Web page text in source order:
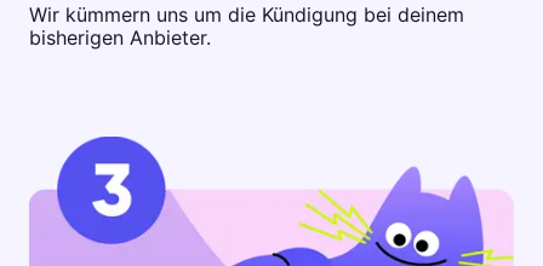
Wir kümmern uns um die Kündigung bei deinem
bisherigen Anbieter.